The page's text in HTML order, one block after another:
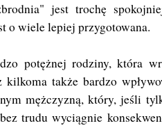
jest trochę
o wiele lepiej przygotowana.
potężnej rodziny, która
kilkoma także bardzo
mężczyzną, który, jeśli
trudu wyciągnie